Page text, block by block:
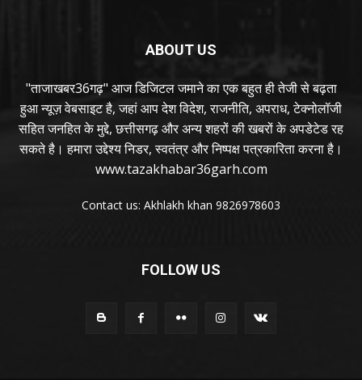
ABOUT US
"ताजाखबर36गढ़" आज डिजिटल जमाने का एक बहुत ही तेजी से बढ़ता
हुआ न्यूज़ वेबसाइट है, जहां आप देश विदेश, राजनीति, अपराध, टेक्नोलॉजी
सहित जनहित के मुद्दे, छत्तीसगढ़ और अन्य शहरों की खबरों के अपडेटेड रह
सकते है। हमारा उद्देश्य निडर, स्वतंत्र और निष्पक्ष पत्रकारिता करना है।
www.tazakhabar36garh.com
Contact us: Akhlakh khan 9826978603
FOLLOW US